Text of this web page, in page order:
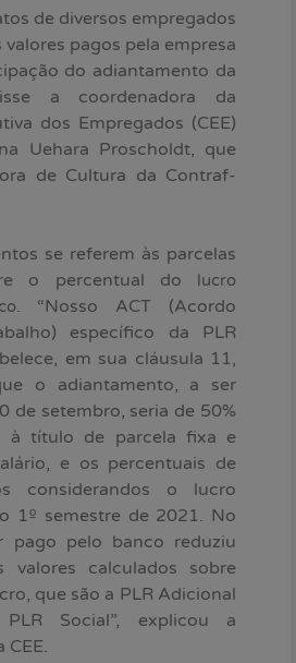
de diversos empregados
pagos pela empresa
do adiantamento da
a coordenadora da
dos Empregados (CEE)
Uehara Proscholdt, que
de Cultura da Contraf-
se referem às parcelas
o percentual do
lucro
. “Nosso ACT (Acordo
específico da PLR
em sua cláusula 11,
o adiantamento, a ser
de setembro, seria de 50%
à título de parcela fixa e
e os percentuais de
considerandos o lucro
1º semestre de 2021. No
pago pelo banco reduziu
valores calculados sobre
que são a PLR Adicional
Social”, explicou a
CEE.